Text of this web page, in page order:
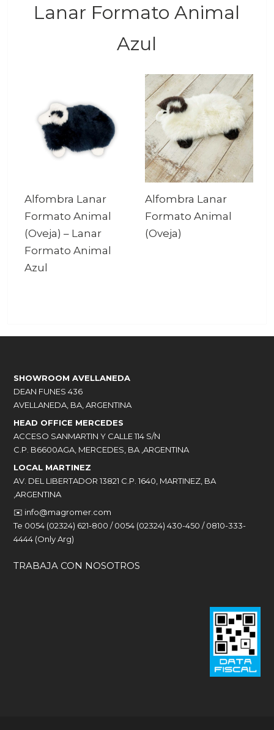
Lanar Formato Animal
Azul
Alfombra Lanar
Formato Animal
(Oveja) – Lanar
Formato Animal
Azul
Alfombra Lanar
Formato Animal
(Oveja)
SHOWROOM AVELLANEDA
DEAN FUNES 436
AVELLANEDA, BA, ARGENTINA
HEAD OFFICE MERCEDES
ACCESO SANMARTIN Y CALLE 114 S/N
C.P. B6600AGA, MERCEDES, BA ,ARGENTINA
LOCAL MARTINEZ
AV. DEL LIBERTADOR 13821 C.P. 1640, MARTINEZ, BA
,ARGENTINA
✉️ info@magromer.com
Te 0054 (02324) 621-800 / 0054 (02324) 430-450 / 0810-333-
4444 (Only Arg)
TRABAJA CON NOSOTROS